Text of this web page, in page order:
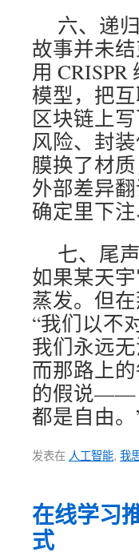
六、递
故事并未
用
模型，把
区块链上
风险、封装
膜换了材
外部差异
确定里下注
七、尾
如果某天
蒸发。但
“我们以不
我们永远
而那路上
的假说——
都是自由。
发表在 人工智能, 我
在线学习
式